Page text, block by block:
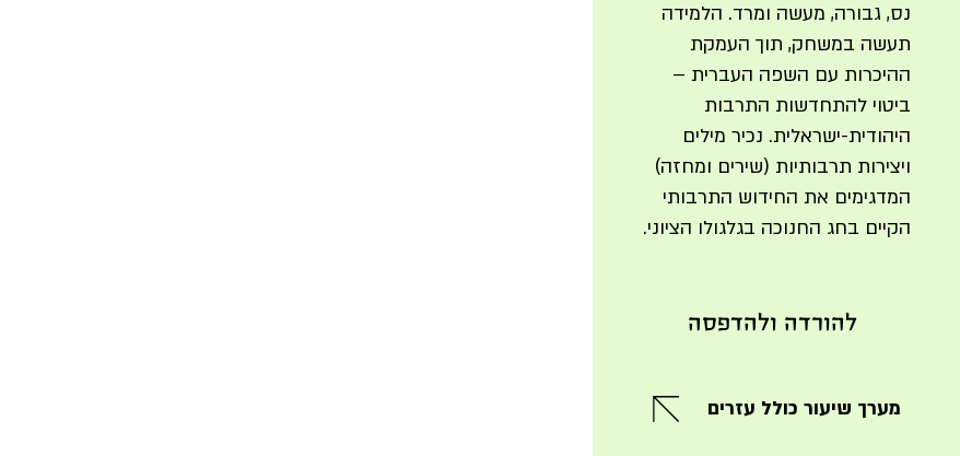
נס, גבורה, מעשה ומרד. הלמידה
תעשה במשחק, תוך העמקת
ההיכרות עם השפה העברית –
ביטוי להתחדשות התרבות
היהודית-ישראלית. נכיר מילים
ויצירות תרבותיות (שירים ומחזה)
המדגימים את החידוש התרבותי
הקיים בחג החנוכה בגלגולו הציוני.
להורדה ולהדפסה
מערך שיעור כולל עזרים